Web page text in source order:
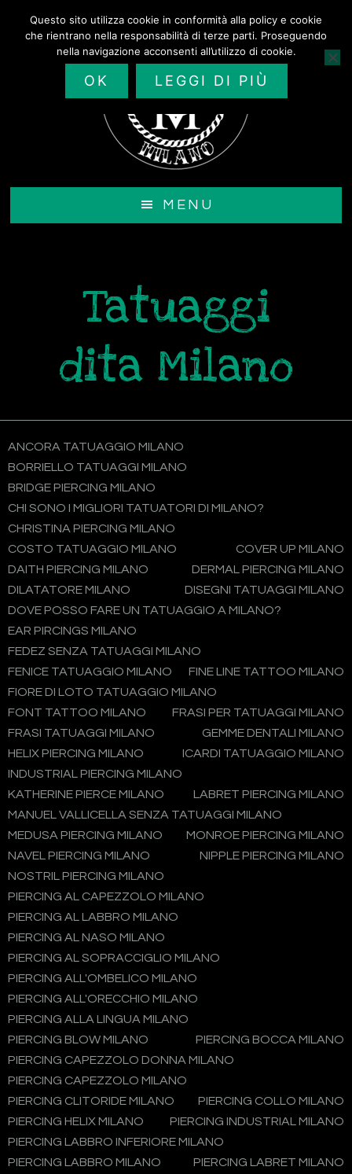
contenuto
MENU
Tatuaggi
dita Milano
ANCORA TATUAGGIO MILANO
BORRIELLO TATUAGGI MILANO
BRIDGE PIERCING MILANO
CHI SONO I MIGLIORI TATUATORI DI MILANO?
CHRISTINA PIERCING MILANO
COSTO TATUAGGIO MILANO
COVER UP MILANO
DAITH PIERCING MILANO
DERMAL PIERCING MILANO
DILATATORE MILANO
DISEGNI TATUAGGI MILANO
DOVE POSSO FARE UN TATUAGGIO A MILANO?
EAR PIRCINGS MILANO
FEDEZ SENZA TATUAGGI MILANO
FENICE TATUAGGIO MILANO
FINE LINE TATTOO MILANO
FIORE DI LOTO TATUAGGIO MILANO
FONT TATTOO MILANO
FRASI PER TATUAGGI MILANO
FRASI TATUAGGI MILANO
GEMME DENTALI MILANO
HELIX PIERCING MILANO
ICARDI TATUAGGIO MILANO
INDUSTRIAL PIERCING MILANO
KATHERINE PIERCE MILANO
LABRET PIERCING MILANO
MANUEL VALLICELLA SENZA TATUAGGI MILANO
MEDUSA PIERCING MILANO
MONROE PIERCING MILANO
NAVEL PIERCING MILANO
NIPPLE PIERCING MILANO
NOSTRIL PIERCING MILANO
PIERCING AL CAPEZZOLO MILANO
PIERCING AL LABBRO MILANO
PIERCING AL NASO MILANO
PIERCING AL SOPRACCIGLIO MILANO
PIERCING ALL'OMBELICO MILANO
PIERCING ALL'ORECCHIO MILANO
PIERCING ALLA LINGUA MILANO
PIERCING BLOW MILANO
PIERCING BOCCA MILANO
PIERCING CAPEZZOLO DONNA MILANO
PIERCING CAPEZZOLO MILANO
PIERCING CLITORIDE MILANO
PIERCING COLLO MILANO
PIERCING HELIX MILANO
PIERCING INDUSTRIAL MILANO
PIERCING LABBRO INFERIORE MILANO
PIERCING LABBRO MILANO
PIERCING LABRET MILANO
Questo sito utilizza cookie in conformità alla policy e cookie
che rientrano nella responsabilità di terze parti. Proseguendo
nella navigazione acconsenti all’utilizzo di cookie.
OK LEGGI DI PIÙ